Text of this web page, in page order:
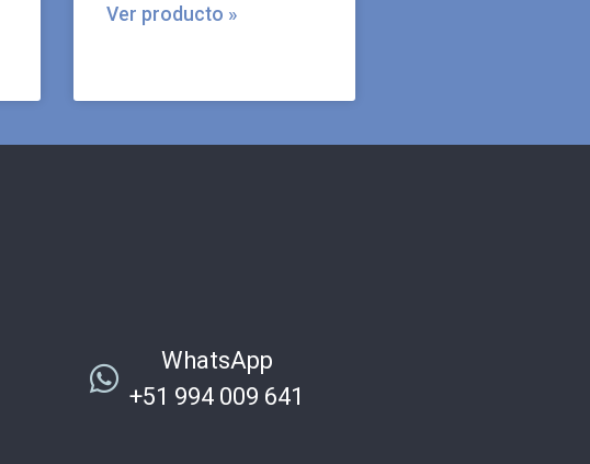
Ver producto »
WhatsApp
+51 994 009 641